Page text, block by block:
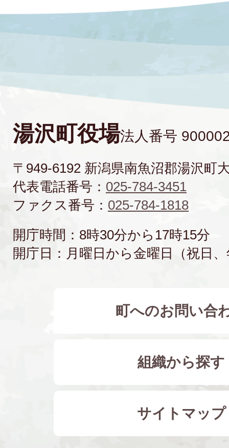
湯沢町役場法人番号
〒949-6192 新潟県南魚沼郡湯沢町
代表電話番号： 025-784-3451
ファクス番号： 025-784-1818
開庁時間：8時30分から17時15分
開庁日：月曜日から金曜日（祝日
町へのお問い合
組織から探す
サイトマップ